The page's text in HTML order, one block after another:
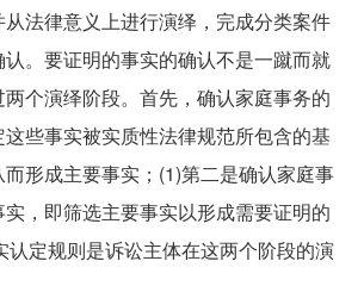
法律意义上进行演绎，完成分类案件
。要证明的事实的确认不是一蹴而就
个演绎阶段。首先，确认家庭事务的
些事实被实质性法律规范所包含的基
形成主要事实；(1)第二是确认家庭事
，即筛选主要事实以形成需要证明的
认定规则是诉讼主体在这两个阶段的演